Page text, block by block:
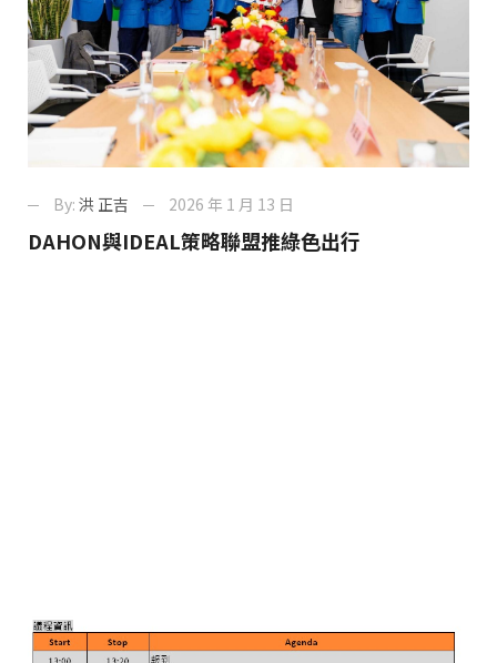
By: 洪 正吉 2026 年 1 月 13 日
DAHON與IDEAL策略聯盟推綠色出行